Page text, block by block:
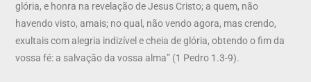
glória, e honra na revelação de Jesus Cristo; a quem, não
havendo visto, amais; no qual, não vendo agora, mas crendo,
exultais com alegria indizível e cheia de glória, obtendo o fim da
vossa fé: a salvação da vossa alma” (1 Pedro 1.3-9).